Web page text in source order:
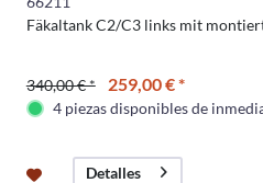
Fäkaltank C2/C3 links mit
340,00 € * 259,00 € *
4 piezas disponibles de
Detalles